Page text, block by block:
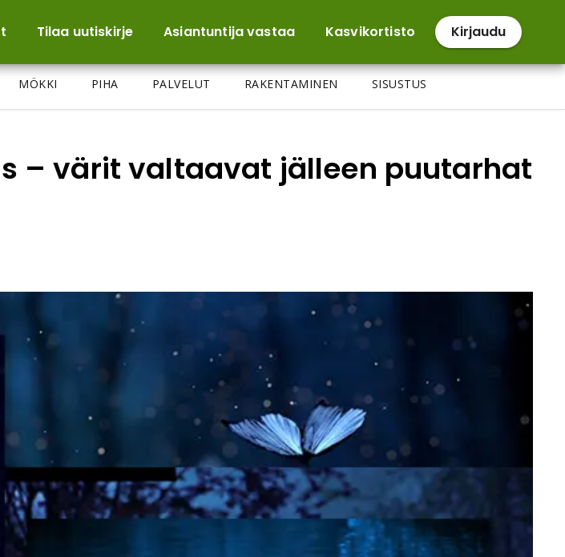
Tilaa uutiskirje Asiantuntija vastaa Kasvikortisto Kirjaudu
MÖKKI PIHA PALVELUT RAKENTAMINEN SISUSTUS
– värit valtaavat jälleen puutarhat